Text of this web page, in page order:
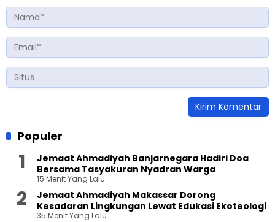
Populer
Jemaat Ahmadiyah Banjarnegara Hadiri Doa
Bersama Tasyakuran Nyadran Warga
15 Menit Yang Lalu
Jemaat Ahmadiyah Makassar Dorong
Kesadaran Lingkungan Lewat Edukasi Ekoteologi
35 Menit Yang Lalu